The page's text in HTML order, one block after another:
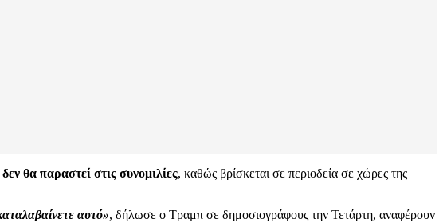
θα παραστεί στις συνομιλίες, καθώς βρίσκεται σε περιοδεία σε χώρες της
αυτό», δήλωσε ο Τραμπ σε δημοσιογράφους την Τετάρτη, αναφέρουν